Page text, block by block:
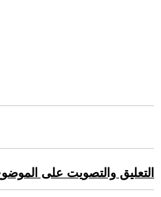
التعليق والتصويت على